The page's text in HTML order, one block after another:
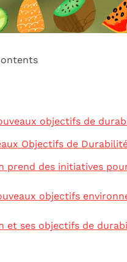
objectifs de
Objectifs de
prend des initiatives
objectifs
et ses objectifs de